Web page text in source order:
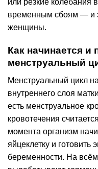
или резкие колебания
временным сбоям — и
женщины.
Как начинается и
менструальный
Менструальный цикл
внутреннего слоя
есть менструальное
кровотечения
момента организм
яйцеклетку и готовить
беременности. На